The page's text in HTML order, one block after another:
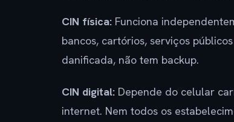
CIN física: Funciona
bancos, cartórios, serviços
danificada, não tem backup.
CIN digital: Depende do celular
internet. Nem todos os